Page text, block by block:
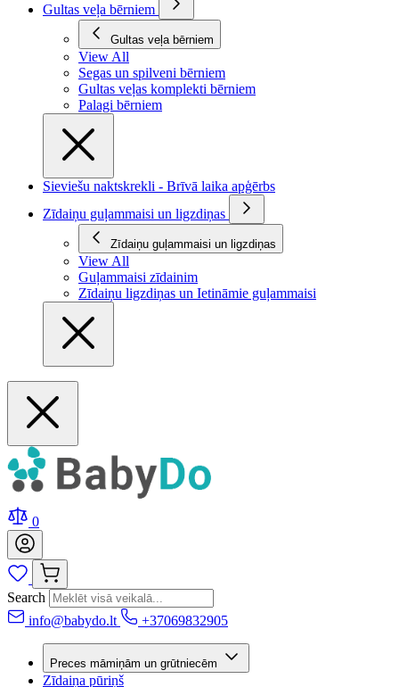
Gultas veļa bērniem
Gultas veļa bērniem
View All
Segas un spilveni bērniem
Gultas veļas komplekti bērniem
Palagi bērniem
Sieviešu naktskrekli - Brīvā laika apģērbs
Zīdaiņu guļammaisi un ligzdiņas
Zīdaiņu guļammaisi un ligzdiņas
View All
Guļammaisi zīdainim
Zīdaiņu ligzdiņas un Ietināmie guļammaisi
0
Search
info@babydo.lt
+37069832905
Preces māmiņām un grūtniecēm
Zīdaiņa pūriņš